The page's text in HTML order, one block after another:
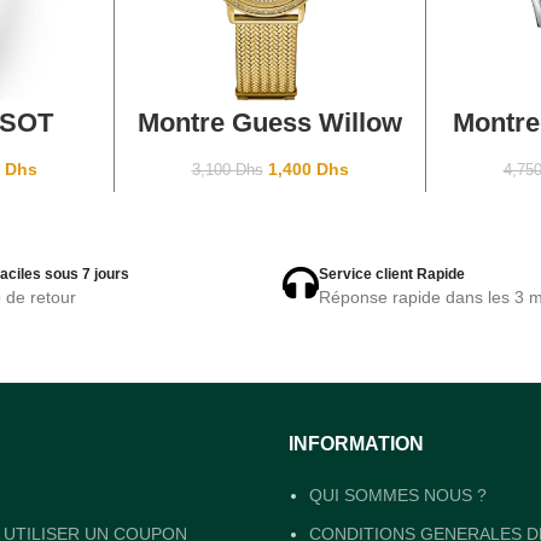
Dhs
AJOUTER AU PANIER
Montre Guess Willow
3,100Dhs 1,400 Dhs
sous 7 jours
de retour
Service client Rapide
Réponse rapide dans les 3
UN COUPON
INFORMATION
QUI SOMMES NOUS ?
CONDITIONS GENERALES